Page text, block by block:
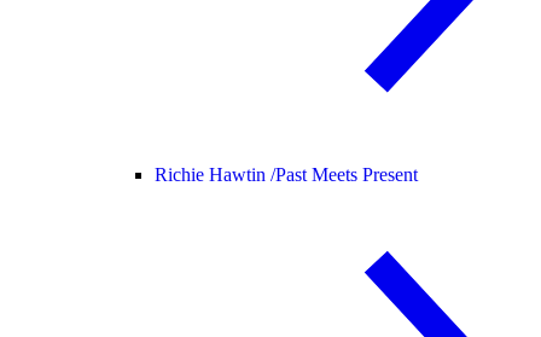
Richie Hawtin /Past Meets Present